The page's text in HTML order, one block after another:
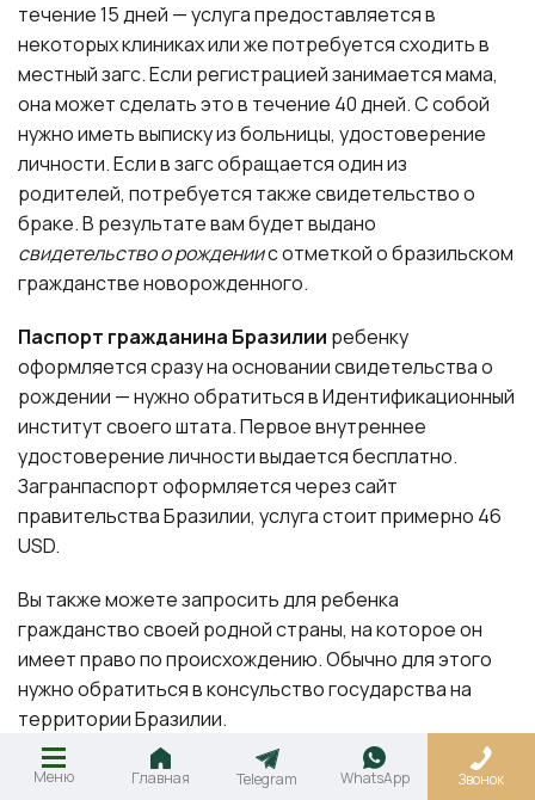
течение 15 дней — услуга предоставляется в
некоторых клиниках или же потребуется сходить в
местный загс. Если регистрацией занимается мама,
она может сделать это в течение 40 дней. С собой
нужно иметь выписку из больницы, удостоверение
личности. Если в загс обращается один из
родителей, потребуется также свидетельство о
браке. В результате вам будет выдано
свидетельство о рождениис отметкой о бразильском
гражданстве новорожденного.
Паспорт гражданина Бразилии ребенку
оформляется сразу на основании свидетельства о
рождении — нужно обратиться в Идентификационный
институт своего штата. Первое внутреннее
удостоверение личности выдается бесплатно.
Загранпаспорт оформляется через сайт
правительства Бразилии, услуга стоит примерно 46
USD.
Вы также можете запросить для ребенка
гражданство своей родной страны, на которое он
имеет право по происхождению. Обычно для этого
нужно обратиться в консульство государства на
территории Бразилии.
Меню Главная Telegram WhatsApp Звонок